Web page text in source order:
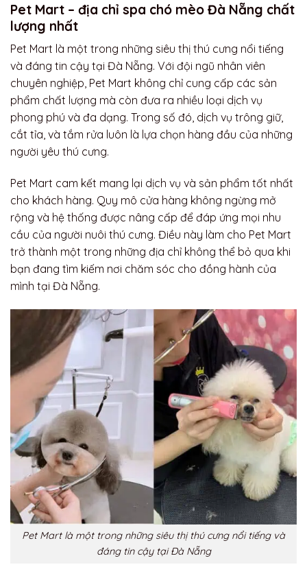
Pet Mart – địa chỉ spa chó mèo Đà Nẵng chất
lượng nhất
Pet Mart là một trong những siêu thị thú cưng nổi tiếng
và đáng tin cậy tại Đà Nẵng. Với đội ngũ nhân viên
chuyên nghiệp, Pet Mart không chỉ cung cấp các sản
phẩm chất lượng mà còn đưa ra nhiều loại dịch vụ
phong phú và đa dạng. Trong số đó, dịch vụ trông giữ,
cắt tỉa, và tắm rửa luôn là lựa chọn hàng đầu của những
người yêu thú cưng.
Pet Mart cam kết mang lại dịch vụ và sản phẩm tốt nhất
cho khách hàng. Quy mô cửa hàng không ngừng mở
rộng và hệ thống được nâng cấp để đáp ứng mọi nhu
cầu của người nuôi thú cưng. Điều này làm cho Pet Mart
trở thành một trong những địa chỉ không thể bỏ qua khi
bạn đang tìm kiếm nơi chăm sóc cho đồng hành của
mình tại Đà Nẵng.
Pet Mart là một trong những siêu thị thú cưng nổi tiếng và
đáng tin cậy tại Đà Nẵng